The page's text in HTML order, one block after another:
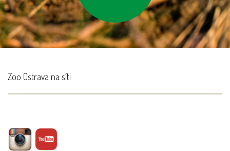
Zoo Ostrava na síti